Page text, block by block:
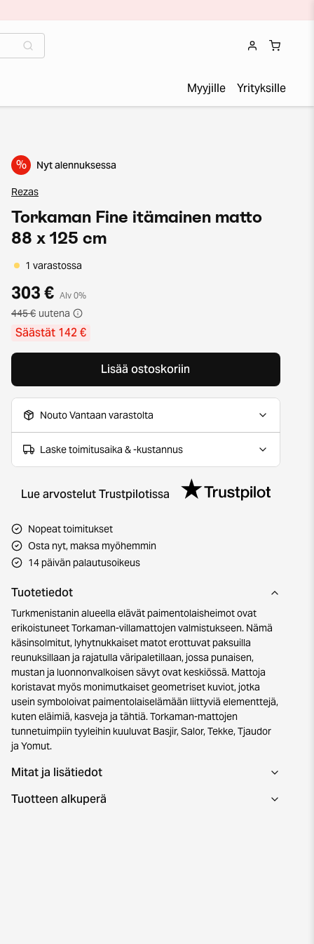
Myyjille Yrityksille
% Nyt alennuksessa
Rezas
Torkaman Fine itämainen matto
88 x 125 cm
1 varastossa
303 € Alv 0%
445 € uutena
Säästät 142 €
Lisää ostoskoriin
Nouto Vantaan varastolta
Laske toimitusaika & -kustannus
Lue arvostelut Trustpilotissa
Nopeat toimitukset
Osta nyt, maksa myöhemmin
14 päivän palautusoikeus
Tuotetiedot
Turkmenistanin alueella elävät paimentolaisheimot ovat
erikoistuneet Torkaman-villamattojen valmistukseen. Nämä
käsinsolmitut, lyhytnukkaiset matot erottuvat paksuilla
reunuksillaan ja rajatulla väripaletillaan, jossa punaisen,
mustan ja luonnonvalkoisen sävyt ovat keskiössä. Mattoja
koristavat myös monimutkaiset geometriset kuviot, jotka
usein symboloivat paimentolaiselämään liittyviä elementtejä,
kuten eläimiä, kasveja ja tähtiä. Torkaman-mattojen
tunnetuimpiin tyyleihin kuuluvat Basjir, Salor, Tekke, Tjaudor
ja Yomut.
Mitat ja lisätiedot
Tuotteen alkuperä